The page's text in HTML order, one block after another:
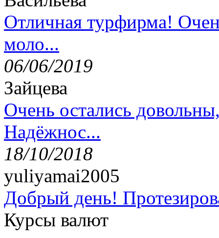
Отличная турфирма!
моло...
06/06/2019
Зайцева
Очень остались
Надёжнос...
18/10/2018
yuliyamai2005
Добрый день!
Курсы валют